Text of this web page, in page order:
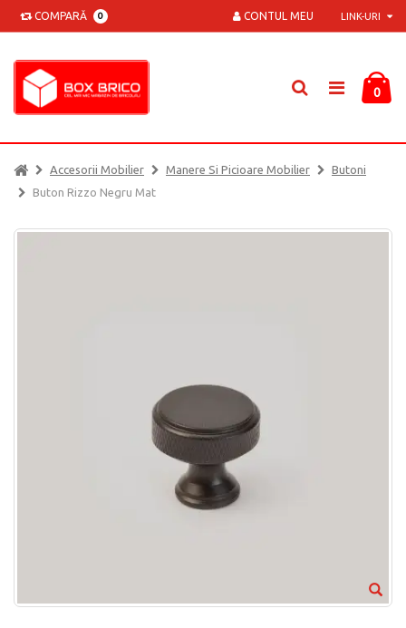
COMPARĂ 0 LINK-URI
CONTUL MEU
0
Accesorii Mobilier Manere Si Picioare Mobilier
Butoni
Buton Rizzo Negru Mat